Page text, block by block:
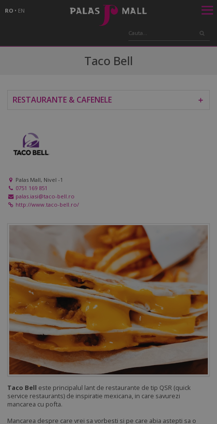
RO • EN
Taco Bell
RESTAURANTE & CAFENELE ＋
Palas Mall, Nivel -1
0751 169 851
palas.iasi@taco-bell.ro
http://www.taco-bell.ro/
Taco Bell este principalul lant de restaurante de tip QSR (quick
service restaurants) de inspiratie mexicana, in care savurezi
mancarea cu pofta.
Mancarea despre care vrei sa vorbesti si pe care abia astepti sa o